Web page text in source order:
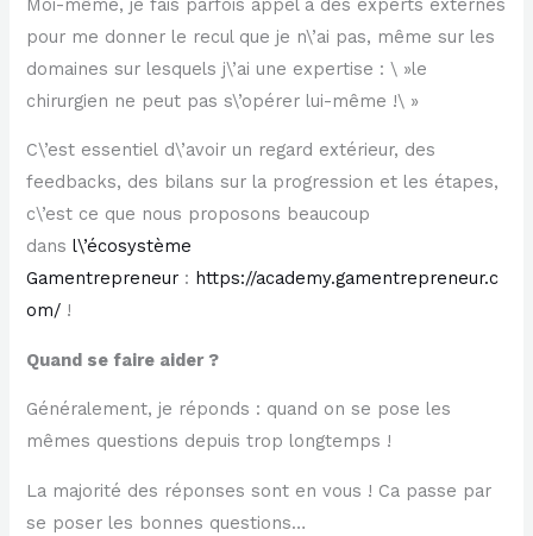
Moi-même, je fais parfois appel à des experts externes
pour me donner le recul que je n\’ai pas, même sur les
domaines sur lesquels j\’ai une expertise : \ »le
chirurgien ne peut pas s\’opérer lui-même !\ »
C\’est essentiel d\’avoir un regard extérieur, des
feedbacks, des bilans sur la progression et les étapes,
c\’est ce que nous proposons beaucoup
dansl\’écosystème
Gamentrepreneur : https://academy.gamentrepreneur.c
om/ !
Quand se faire aider ?
Généralement, je réponds : quand on se pose les
mêmes questions depuis trop longtemps !
La majorité des réponses sont en vous ! Ca passe par
se poser les bonnes questions…